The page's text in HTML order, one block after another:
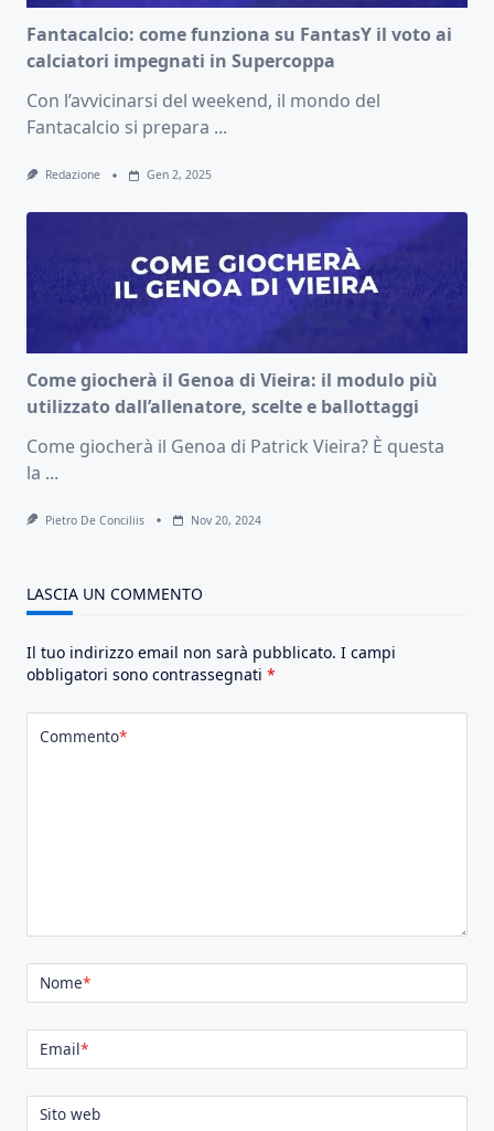
Fantacalcio: come funziona su FantasY il voto ai
calciatori impegnati in Supercoppa
Con l’avvicinarsi del weekend, il mondo del
Fantacalcio si prepara ...
Redazione Gen 2, 2025
Come giocherà il Genoa di Vieira: il modulo più
utilizzato dall’allenatore, scelte e ballottaggi
Come giocherà il Genoa di Patrick Vieira? È questa
la ...
Pietro De Conciliis Nov 20, 2024
LASCIA UN COMMENTO
Il tuo indirizzo email non sarà pubblicato. I campi
obbligatori sono contrassegnati *
Commento*
Nome*
Email*
Sito web